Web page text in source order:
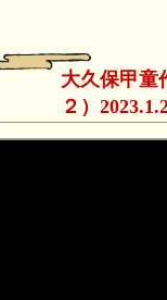
大久保甲童
２）